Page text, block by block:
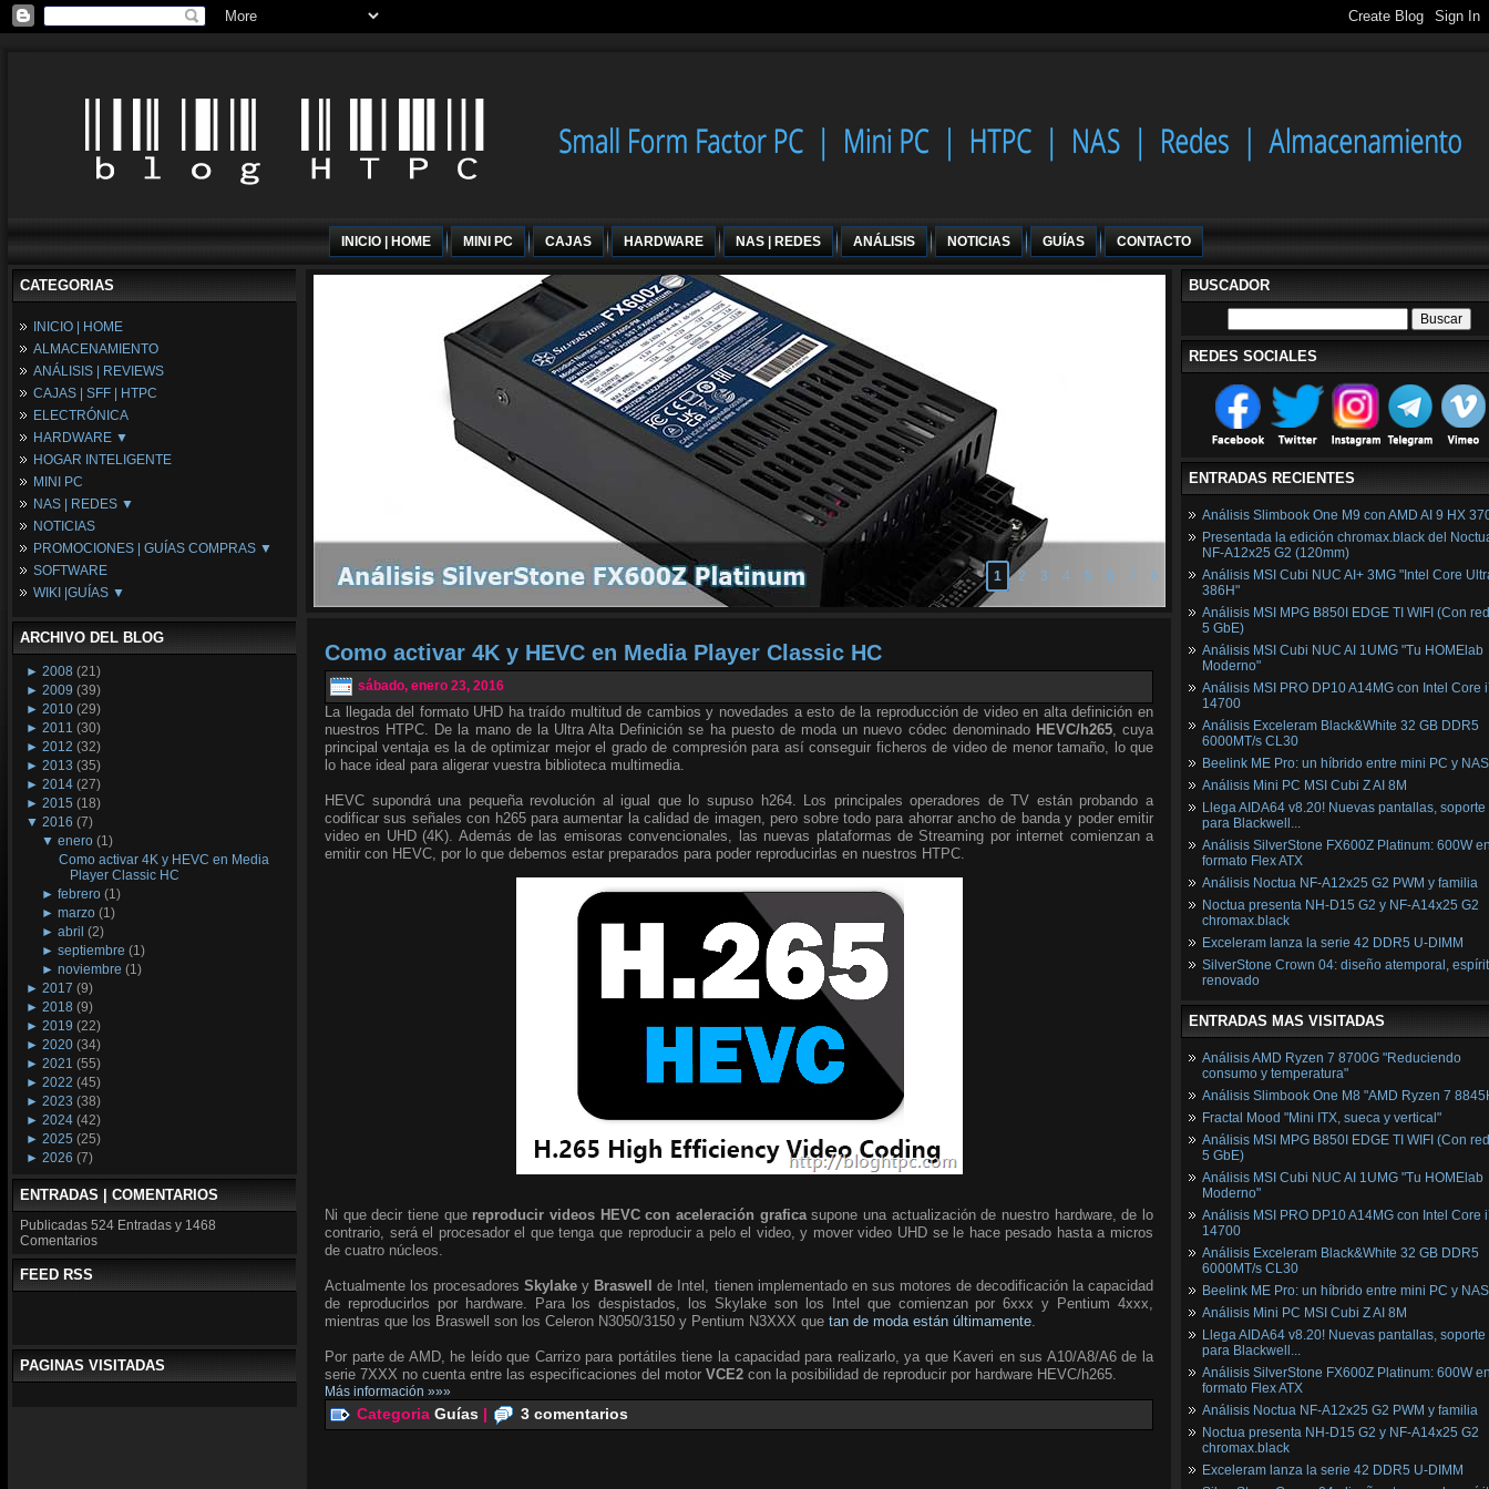
INICIO | HOME MINI PC CAJAS HARDWARE NAS | REDES ANÁLISIS NOTICIAS GUÍAS CONTACTO
CATEGORIAS
INICIO | HOME
ALMACENAMIENTO
ANÁLISIS | REVIEWS
CAJAS | SFF | HTPC
ELECTRÓNICA
HARDWARE ▼
Fuentes de Alimentación
Memória RAM
Placas Base
Procesadores
Periféricos
Refrigeración
Tarjetas Gráficas
HOGAR INTELIGENTE
MINI PC
NAS | REDES ▼
NAS
Espacio Synology
Redes
NOTICIAS
PROMOCIONES | GUÍAS COMPRAS ▼
Configuraciones Ordenadores
Guías de Compras
SOFTWARE
WIKI |GUÍAS ▼
Wikipedia
ARCHIVO DEL BLOG
► 2008 (21)
► 2009 (39)
► 2010 (29)
► 2011 (30)
► 2012 (32)
► 2013 (35)
► 2014 (27)
► 2015 (18)
▼ 2016 (7)
▼enero (1)
Como activar 4K y HEVC en Media
Player Classic HC
►febrero (1)
►marzo (1)
►abril (2)
►septiembre (1)
►noviembre (1)
► 2017 (9)
► 2018 (9)
► 2019 (22)
► 2020 (34)
► 2021 (55)
► 2022 (45)
► 2023 (38)
► 2024 (42)
► 2025 (25)
► 2026 (7)
ENTRADAS | COMENTARIOS
Publicadas 524 Entradas y 1468
Comentarios
FEED RSS
PAGINAS VISITADAS
1 2 3 4 5 6 7 8
Como activar 4K y HEVC en Media Player Classic HC
sábado, enero 23, 2016
La llegada del formato UHD ha traído multitud de cambios y novedades a esto de la reproducción de video en alta definición en
nuestros HTPC. De la mano de la Ultra Alta Definición se ha puesto de moda un nuevo códec denominado HEVC/h265, cuya
principal ventaja es la de optimizar mejor el grado de compresión para así conseguir ficheros de video de menor tamaño, lo que
lo hace ideal para aligerar vuestra biblioteca multimedia.
HEVC supondrá una pequeña revolución al igual que lo supuso h264. Los principales operadores de TV están probando a
codificar sus señales con h265 para aumentar la calidad de imagen, pero sobre todo para ahorrar ancho de banda y poder emitir
video en UHD (4K). Además de las emisoras convencionales, las nuevas plataformas de Streaming por internet comienzan a
emitir con HEVC, por lo que debemos estar preparados para poder reproducirlas en nuestros HTPC.
Ni que decir tiene que reproducir videos HEVC con aceleración graficasupone una actualización de nuestro hardware, de lo
contrario, será el procesador el que tenga que reproducir a pelo el video, y mover video UHD se le hace pesado hasta a micros
de cuatro núcleos.
Actualmente los procesadoresSkylake y Braswell
de Intel, tienen implementado en sus motores de decodificación la capacidad
de reproducirlos por hardware. Para los despistados, los Skylake son los Intel que comienzan por 6xxx y Pentium 4xxx,
mientras que los Braswell son los Celeron N3050/3150 y Pentium N3XXX que tan de moda están últimamente.
Por parte de AMD, he leído que Carrizo para portátiles tiene la capacidad para realizarlo, ya que Kaveri en sus A10/A8/A6 de la
serie 7XXX no cuenta entre las especificaciones del motor VCE2 con la posibilidad de reproducir por hardware HEVC/h265.
Más información »»»
Categoria Guías | 3 comentarios
BUSCADOR
REDES SOCIALES
ENTRADAS RECIENTES
Análisis Slimbook One M9 con AMD AI 9 HX
Presentada la edición chromax.black del
NF‑A12x25 G2 (120mm)
Análisis MSI Cubi NUC AI+ 3MG "Intel Core
386H"
Análisis MSI MPG B850I EDGE TI WIFI (Con
5 GbE)
Análisis MSI Cubi NUC AI 1UMG "Tu HOMElab
Moderno"
Análisis MSI PRO DP10 A14MG con Intel Core
14700
Análisis Exceleram Black&White 32 GB DDR5
6000MT/s CL30
Beelink ME Pro: un híbrido entre mini PC y NAS
Análisis Mini PC MSI Cubi Z AI 8M
Llega AIDA64 v8.20! Nuevas pantallas, soporte
para Blackwell...
Análisis SilverStone FX600Z Platinum: 600W
formato Flex ATX
Análisis Noctua NF-A12x25 G2 PWM y familia
Noctua presenta NH-D15 G2 y NF-A14x25 G2
chromax.black
Exceleram lanza la serie 42 DDR5 U-DIMM
SilverStone Crown 04: diseño atemporal,
renovado
ENTRADAS MAS VISITADAS
Análisis AMD Ryzen 7 8700G "Reduciendo
consumo y temperatura"
Análisis Slimbook One M8 "AMD Ryzen 7
Fractal Mood "Mini ITX, sueca y vertical"
Análisis MSI MPG B850I EDGE TI WIFI (Con
5 GbE)
Análisis MSI Cubi NUC AI 1UMG "Tu HOMElab
Moderno"
Análisis MSI PRO DP10 A14MG con Intel Core
14700
Análisis Exceleram Black&White 32 GB DDR5
6000MT/s CL30
Beelink ME Pro: un híbrido entre mini PC y NAS
Análisis Mini PC MSI Cubi Z AI 8M
Llega AIDA64 v8.20! Nuevas pantallas, soporte
para Blackwell...
Análisis SilverStone FX600Z Platinum: 600W
formato Flex ATX
Análisis Noctua NF-A12x25 G2 PWM y familia
Noctua presenta NH-D15 G2 y NF-A14x25 G2
chromax.black
Exceleram lanza la serie 42 DDR5 U-DIMM